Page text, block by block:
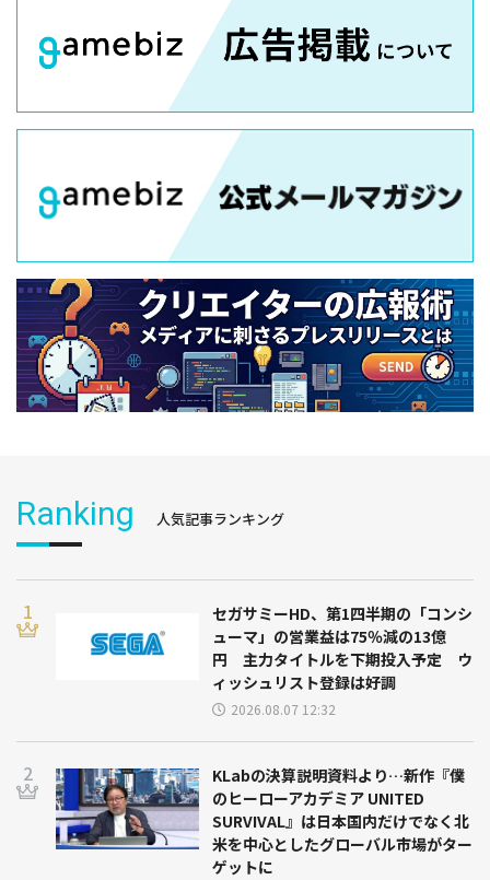
Ranking 人気記事ランキング
セガサミーHD、第1四半期の「コンシ
ューマ」の営業益は75％減の13億
円 主力タイトルを下期投入予定 ウ
ィッシュリスト登録は好調
2026.08.07 12:32
KLabの決算説明資料より…新作『僕
のヒーローアカデミア UNITED
SURVIVAL』は日本国内だけでなく北
米を中心としたグローバル市場がター
ゲットに